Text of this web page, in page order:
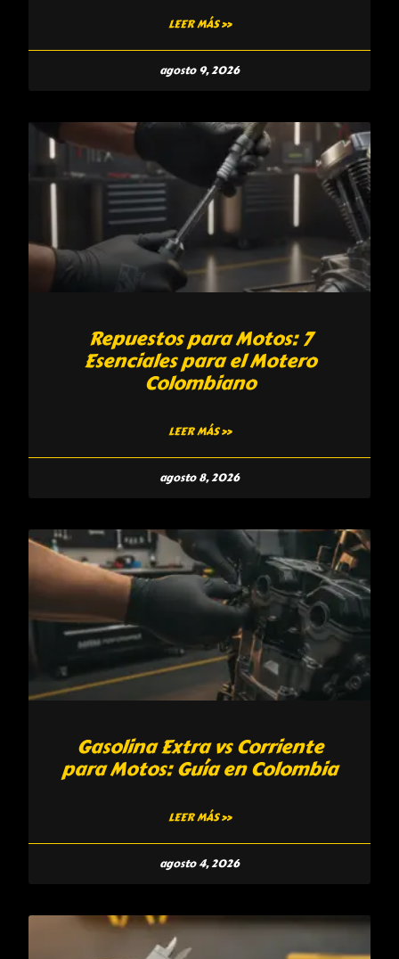
LEER MÁS »
agosto 9, 2026
Repuestos para Motos: 7
Esenciales para el Motero
Colombiano
LEER MÁS »
agosto 8, 2026
Gasolina Extra vs Corriente
para Motos: Guía en Colombia
LEER MÁS »
agosto 4, 2026